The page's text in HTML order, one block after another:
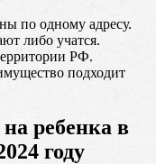
по одному адресу.
либо учатся.
РФ.
подходит
ребенка в
году